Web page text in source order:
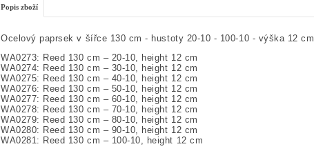
Popis zboží
Ocelový paprsek v šířce 130 cm - hustoty 20-10 - 100-10 - výška 12 cm
WA0273: Reed 130 cm – 20-10, height 12 cm
WA0274: Reed 130 cm – 30-10, height 12 cm
WA0275: Reed 130 cm – 40-10, height 12 cm
WA0276: Reed 130 cm – 50-10, height 12 cm
WA0277: Reed 130 cm – 60-10, height 12 cm
WA0278: Reed 130 cm – 70-10, height 12 cm
WA0279: Reed 130 cm – 80-10, height 12 cm
WA0280: Reed 130 cm – 90-10, height 12 cm
WA0281: Reed 130 cm – 100-10, height 12 cm